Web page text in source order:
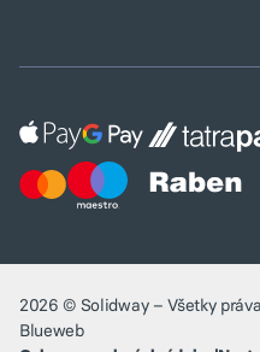
2026 © Solidway – Všetky
Blueweb